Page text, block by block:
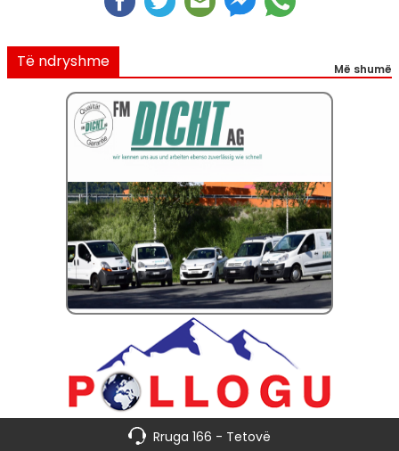
Të ndryshme Më shumë
Rruga 166 - Tetovë